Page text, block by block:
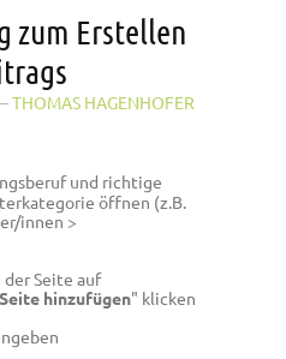
zum Erstellen
–THOMAS HAGENHOFER
und richtige
öffnen (z.B.
innen >
Seite auf
hinzufügen" klicken